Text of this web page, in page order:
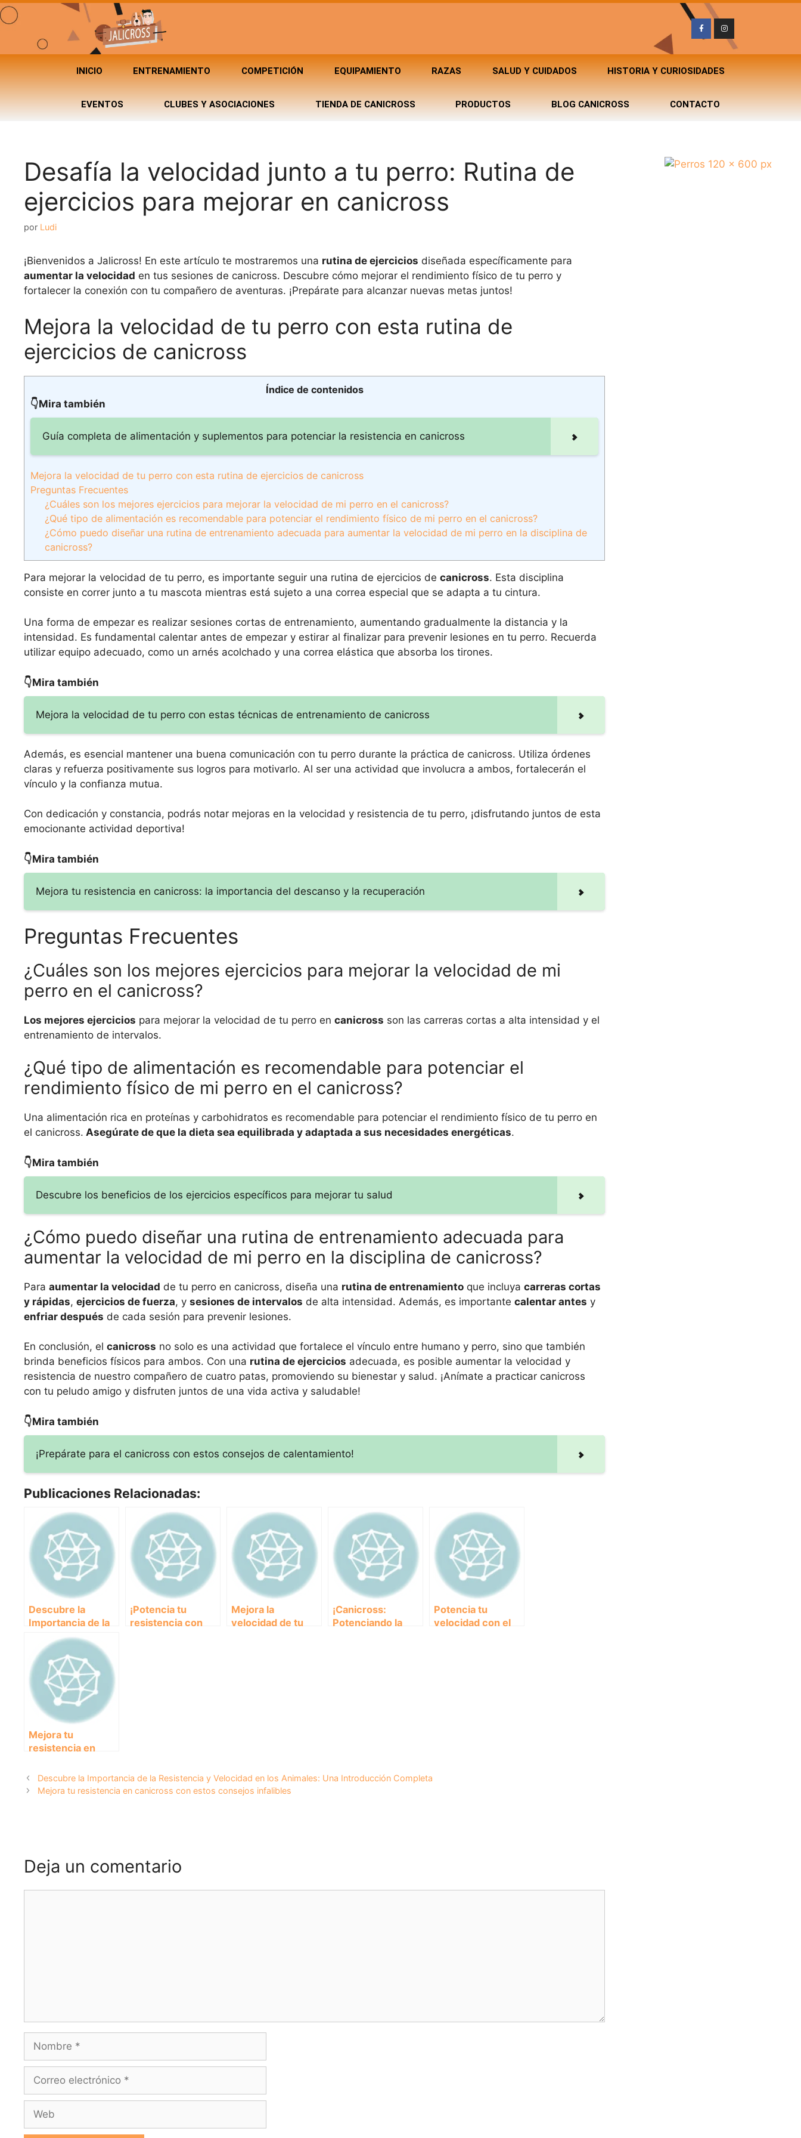
INICIO ENTRENAMIENTO COMPETICIÓN EQUIPAMIENTO RAZAS SALUD Y CUIDADOS HISTORIA Y CURIOSIDADES
EVENTOS CLUBES Y ASOCIACIONES TIENDA DE CANICROSS PRODUCTOS BLOG CANICROSS CONTACTO
Desafía la velocidad junto a tu perro: Rutina de
ejercicios para mejorar en canicross
por Ludi
¡Bienvenidos a Jalicross! En este artículo te mostraremos una rutina de ejercicios diseñada específicamente para
aumentar la velocidad en tus sesiones de canicross. Descubre cómo mejorar el rendimiento físico de tu perro y
fortalecer la conexión con tu compañero de aventuras. ¡Prepárate para alcanzar nuevas metas juntos!
Mejora la velocidad de tu perro con esta rutina de
ejercicios de canicross
Índice de contenidos
👇Mira también
Guía completa de alimentación y suplementos para potenciar la resistencia en canicross
Mejora la velocidad de tu perro con esta rutina de ejercicios de canicross
Preguntas Frecuentes
¿Cuáles son los mejores ejercicios para mejorar la velocidad de mi perro en el canicross?
¿Qué tipo de alimentación es recomendable para potenciar el rendimiento físico de mi perro en el canicross?
¿Cómo puedo diseñar una rutina de entrenamiento adecuada para aumentar la velocidad de mi perro en la disciplina de
canicross?
Para mejorar la velocidad de tu perro, es importante seguir una rutina de ejercicios de canicross. Esta disciplina
consiste en correr junto a tu mascota mientras está sujeto a una correa especial que se adapta a tu cintura.
Una forma de empezar es realizar sesiones cortas de entrenamiento, aumentando gradualmente la distancia y la
intensidad. Es fundamental calentar antes de empezar y estirar al finalizar para prevenir lesiones en tu perro. Recuerda
utilizar equipo adecuado, como un arnés acolchado y una correa elástica que absorba los tirones.
👇Mira también
Mejora la velocidad de tu perro con estas técnicas de entrenamiento de canicross
Además, es esencial mantener una buena comunicación con tu perro durante la práctica de canicross. Utiliza órdenes
claras y refuerza positivamente sus logros para motivarlo. Al ser una actividad que involucra a ambos, fortalecerán el
vínculo y la confianza mutua.
Con dedicación y constancia, podrás notar mejoras en la velocidad y resistencia de tu perro, ¡disfrutando juntos de esta
emocionante actividad deportiva!
👇Mira también
Mejora tu resistencia en canicross: la importancia del descanso y la recuperación
Preguntas Frecuentes
¿Cuáles son los mejores ejercicios para mejorar la velocidad de mi
perro en el canicross?
Los mejores ejercicios para mejorar la velocidad de tu perro en canicross son las carreras cortas a alta intensidad y el
entrenamiento de intervalos.
¿Qué tipo de alimentación es recomendable para potenciar el
rendimiento físico de mi perro en el canicross?
Una alimentación rica en proteínas y carbohidratos es recomendable para potenciar el rendimiento físico de tu perro en
el canicross. Asegúrate de que la dieta sea equilibrada y adaptada a sus necesidades energéticas.
👇Mira también
Descubre los beneficios de los ejercicios específicos para mejorar tu salud
¿Cómo puedo diseñar una rutina de entrenamiento adecuada para
aumentar la velocidad de mi perro en la disciplina de canicross?
Para aumentar la velocidad de tu perro en canicross, diseña una rutina de entrenamiento que incluya carreras cortas
y rápidas, ejercicios de fuerza, y sesiones de intervalos de alta intensidad. Además, es importante calentar antes y
enfriar después de cada sesión para prevenir lesiones.
En conclusión, el canicross no solo es una actividad que fortalece el vínculo entre humano y perro, sino que también
brinda beneficios físicos para ambos. Con una rutina de ejercicios adecuada, es posible aumentar la velocidad y
resistencia de nuestro compañero de cuatro patas, promoviendo su bienestar y salud. ¡Anímate a practicar canicross
con tu peludo amigo y disfruten juntos de una vida activa y saludable!
👇Mira también
¡Prepárate para el canicross con estos consejos de calentamiento!
Publicaciones Relacionadas:
Descubre la
Importancia de la
Resistencia y
Velocidad en los
Animales: Una
Introducción
Completa
¡Potencia tu
resistencia con
Mejora la
velocidad de tu
¡Canicross:
Potenciando la
Potencia tu
velocidad con el
Mejora tu
resistencia en
estos consejos
infalibles
Descubre la Importancia de la Resistencia y Velocidad en los Animales: Una Introducción Completa
Mejora tu resistencia en canicross con estos consejos infalibles
Deja un comentario